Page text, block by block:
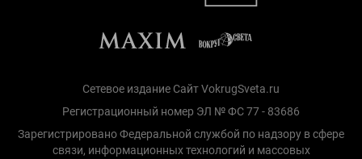
Сетевое издание Сайт VokrugSveta.ru
Регистрационный номер ЭЛ № ФС 77 - 83686
Зарегистрировано Федеральной службой по надзору в сфере
связи, информационных технологий и массовых